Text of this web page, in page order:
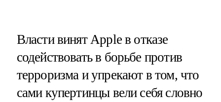
Власти винят Apple в отказе
содействовать в борьбе против
терроризма и упрекают в том, что
сами купертинцы вели себя словно